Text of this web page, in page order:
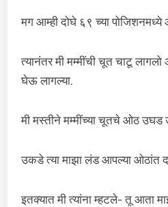
मग आम्ही दोघे ६९ च्या पोजिशनमध्ये
त्यानंतर मी मम्मींची चूत चाटू लागलो
घेऊ लागल्या.
मी मस्तीने मम्मींच्या चूतचे ओठ उघड
उकडे त्या माझा लंड आपल्या ओठांत
इतक्यात मी त्यांना म्हटले- तू आता